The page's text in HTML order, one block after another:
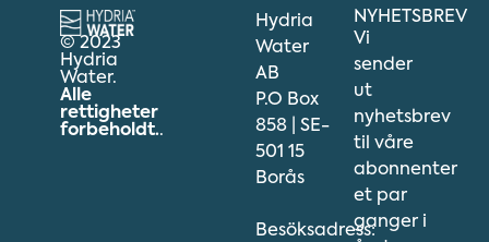
© 2023
Hydria
Water.
Alle
rettigheter
forbeholdt..
Hydria
Water
AB
P.O Box
858 | SE-
501 15
Borås
Besöksadress:
NYHETSBREV
Vi
sender
ut
nyhetsbrev
til våre
abonnenter
et par
ganger i